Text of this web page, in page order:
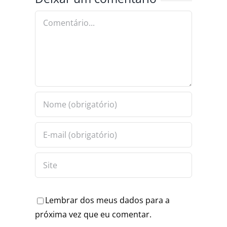
EMPREENDEDORISMOMINEIRINHO
Comentário
Lembrar dos meus dados para a
próxima vez que eu comentar.